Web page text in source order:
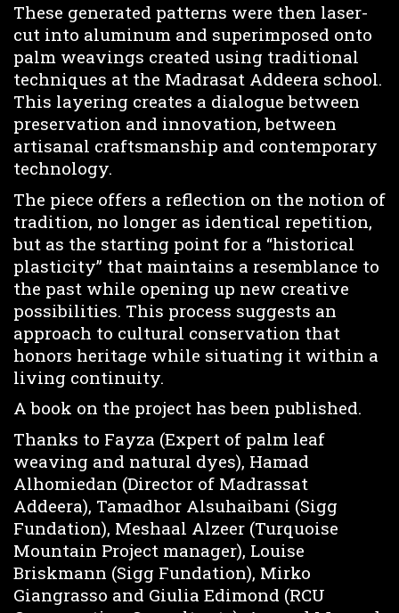
These generated patterns were then laser-
cut into aluminum and superimposed onto
palm weavings created using traditional
techniques at the Madrasat Addeera school.
This layering creates a dialogue between
preservation and innovation, between
artisanal craftsmanship and contemporary
technology.
The piece offers a reflection on the notion of
tradition, no longer as identical repetition,
but as the starting point for a “historical
plasticity” that maintains a resemblance to
the past while opening up new creative
possibilities. This process suggests an
approach to cultural conservation that
honors heritage while situating it within a
living continuity.
A book on the project has been published.
Thanks to Fayza (Expert of palm leaf
weaving and natural dyes), Hamad
Alhomiedan (Director of Madrassat
Addeera), Tamadhor Alsuhaibani (Sigg
Fundation), Meshaal Alzeer (Turquoise
Mountain Project manager), Louise
Briskmann (Sigg Fundation), Mirko
Giangrasso and Giulia Edimond (RCU